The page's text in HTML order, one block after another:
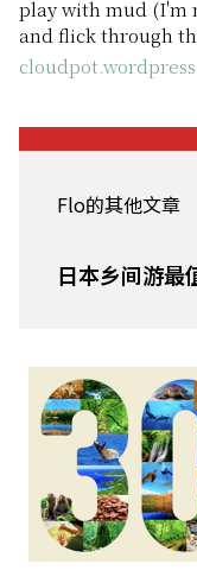
play with mud (I'm
and flick through
Flo的其他文章
日本乡间游最